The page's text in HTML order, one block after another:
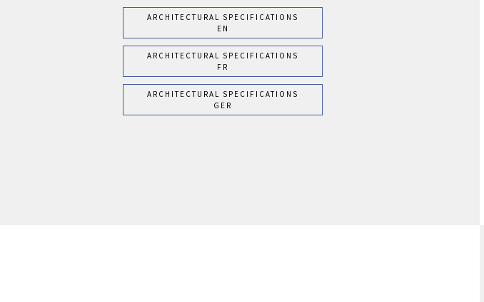
ARCHITECTURAL SPECIFICATIONS
EN
ARCHITECTURAL SPECIFICATIONS
FR
ARCHITECTURAL SPECIFICATIONS
GER